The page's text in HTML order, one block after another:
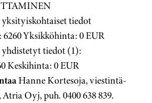
tiedot
Yksikköhinta: 0 EUR
tiedot (1):
Keskihinta: 0 EUR
Hanne Kortesoja, viestintä-
Oyj, puh. 0400 638 839.